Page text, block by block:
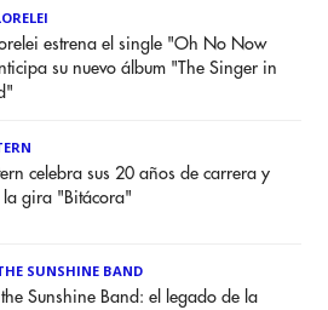
estrena el single "Oh No Now
su nuevo álbum "The Singer in
celebra sus 20 años de carrera y
la gira "Bitácora"
SUNSHINE BAND
Sunshine Band: el legado de la